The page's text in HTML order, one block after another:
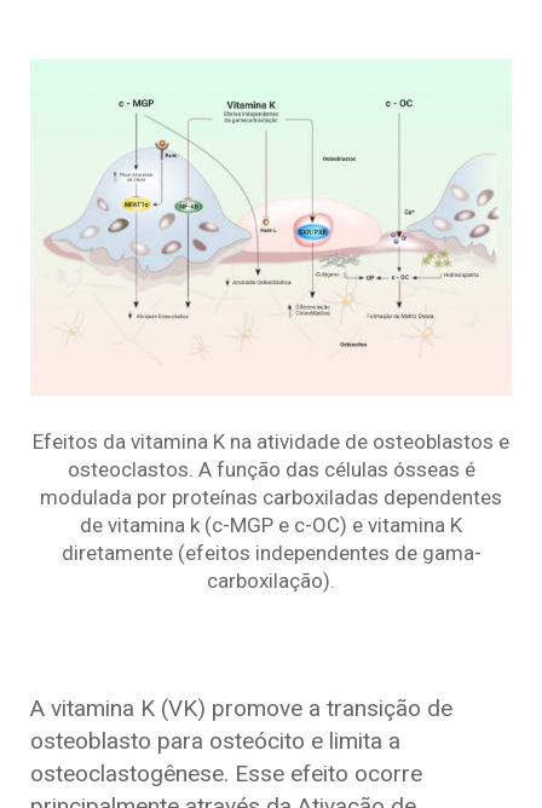
Efeitos da vitamina K na atividade de osteoblastos e
osteoclastos. A função das células ósseas é
modulada por proteínas carboxiladas dependentes
de vitamina k (c-MGP e c-OC) e vitamina K
diretamente (efeitos independentes de gama-
carboxilação).
A vitamina K (VK) promove a transição de
osteoblasto para osteócito e limita a
osteoclastogênese. Esse efeito ocorre